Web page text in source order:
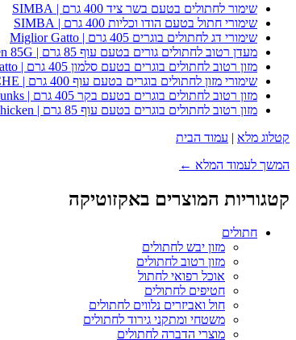
שימור לחתולים בטעם בשר ציד 400 גרם | SIMBA
שימורי חתול בטעם הודו וכליות 400 גרם | SIMBA
שימורי דג לחתולים בוגרים 405 גרם | Miglior Gatto
מעדן רטוב לחתולים גורים בטעם עוף 85 גרם | Whiskas Kitten Chicken 85G
מזון רטוב לחתולים בוגרים בטעם סלמון 405 גרם | Miglior Gatto
שימורי מזון לחתולים בוגרים בטעם עוף 400 גרם | MOUSTACHE
מזון רטוב לחתולים בוגרים בטעם בקר 405 גרם | Miglior Gatto Beef Chunks
מזון רטוב לחתולים בוגרים בטעם עוף 85 גרם | Whiskas Pouch Chicken
קטלוג מלא | עמוד הבית
המשך לעמוד המלא ←
קטגוריות המוצרים באקזוטיקה
חתולים
מזון יבש לחתולים
מזון רטוב לחתולים
אוכל רפואי לחתול
חטיפים לחתולים
חול ואביזרים נלווים לחתולים
משטחי ומתקני גירוד לחתולים
מוצרי הדברה לחתולים